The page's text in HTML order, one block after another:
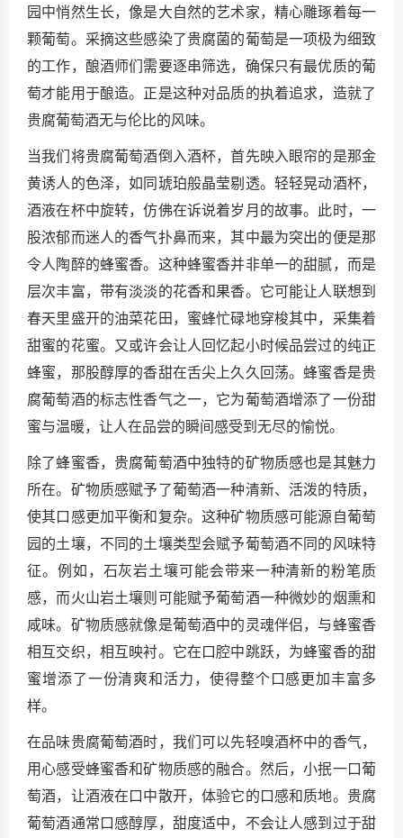
园中悄然生长，像是大自然的艺术家，精心雕琢着每一
颗葡萄。采摘这些感染了贵腐菌的葡萄是一项极为细致
的工作，酿酒师们需要逐串筛选，确保只有最优质的葡
萄才能用于酿造。正是这种对品质的执着追求，造就了
贵腐葡萄酒无与伦比的风味。
当我们将贵腐葡萄酒倒入酒杯，首先映入眼帘的是那金
黄诱人的色泽，如同琥珀般晶莹剔透。轻轻晃动酒杯，
酒液在杯中旋转，仿佛在诉说着岁月的故事。此时，一
股浓郁而迷人的香气扑鼻而来，其中最为突出的便是那
令人陶醉的蜂蜜香。这种蜂蜜香并非单一的甜腻，而是
层次丰富，带有淡淡的花香和果香。它可能让人联想到
春天里盛开的油菜花田，蜜蜂忙碌地穿梭其中，采集着
甜蜜的花蜜。又或许会让人回忆起小时候品尝过的纯正
蜂蜜，那股醇厚的香甜在舌尖上久久回荡。蜂蜜香是贵
腐葡萄酒的标志性香气之一，它为葡萄酒增添了一份甜
蜜与温暖，让人在品尝的瞬间感受到无尽的愉悦。
除了蜂蜜香，贵腐葡萄酒中独特的矿物质感也是其魅力
所在。矿物质感赋予了葡萄酒一种清新、活泼的特质，
使其口感更加平衡和复杂。这种矿物质感可能源自葡萄
园的土壤，不同的土壤类型会赋予葡萄酒不同的风味特
征。例如，石灰岩土壤可能会带来一种清新的粉笔质
感，而火山岩土壤则可能赋予葡萄酒一种微妙的烟熏和
咸味。矿物质感就像是葡萄酒中的灵魂伴侣，与蜂蜜香
相互交织，相互映衬。它在口腔中跳跃，为蜂蜜香的甜
蜜增添了一份清爽和活力，使得整个口感更加丰富多
样。
在品味贵腐葡萄酒时，我们可以先轻嗅酒杯中的香气，
用心感受蜂蜜香和矿物质感的融合。然后，小抿一口葡
萄酒，让酒液在口中散开，体验它的口感和质地。贵腐
葡萄酒通常口感醇厚，甜度适中，不会让人感到过于甜